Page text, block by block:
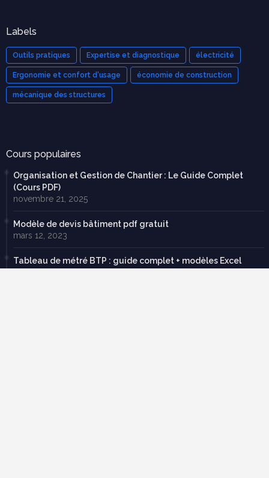
Labels
Outils pratiques Expertise et diagnostique électricité
Ergonomie et confort d'usage économie de construction
mécanique des structures
Cours populaires
Organisation et Gestion de Chantier : Le Guide Complet
(Cours PDF)
novembre 21, 2025
Modèle de devis bâtiment pdf gratuit
mars 12, 2023
Tableau de métré BTP : guide complet + modèles Excel